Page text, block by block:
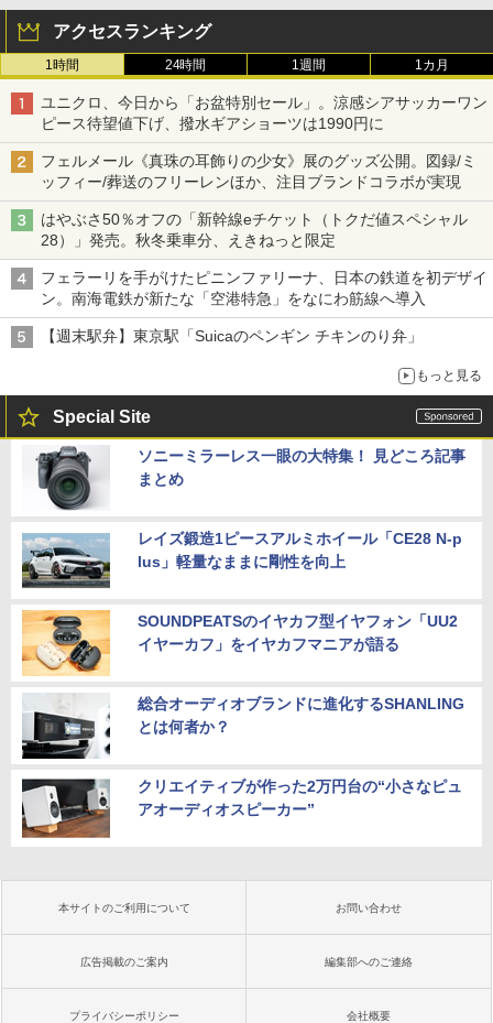
アクセスランキング
1時間 24時間 1週間 1カ月
ユニクロ、今日から「お盆特別セール」。涼感シアサッカーワン
ピース待望値下げ、撥水ギアショーツは1990円に
フェルメール《真珠の耳飾りの少女》展のグッズ公開。図録/ミ
ッフィー/葬送のフリーレンほか、注目ブランドコラボが実現
はやぶさ50％オフの「新幹線eチケット（トクだ値スペシャル
28）」発売。秋冬乗車分、えきねっと限定
フェラーリを手がけたピニンファリーナ、日本の鉄道を初デザイ
ン。南海電鉄が新たな「空港特急」をなにわ筋線へ導入
【週末駅弁】東京駅「Suicaのペンギン チキンのり弁」
もっと見る
Special Site
ソニーミラーレス一眼の大特集！ 見どころ記事
まとめ
レイズ鍛造1ピースアルミホイール「CE28 N-p
lus」軽量なままに剛性を向上
SOUNDPEATSのイヤカフ型イヤフォン「UU2
イヤーカフ」をイヤカフマニアが語る
総合オーディオブランドに進化するSHANLING
とは何者か？
クリエイティブが作った2万円台の“小さなピュ
アオーディオスピーカー”
本サイトのご利用について お問い合わせ
広告掲載のご案内 編集部へのご連絡
プライバシーポリシー 会社概要